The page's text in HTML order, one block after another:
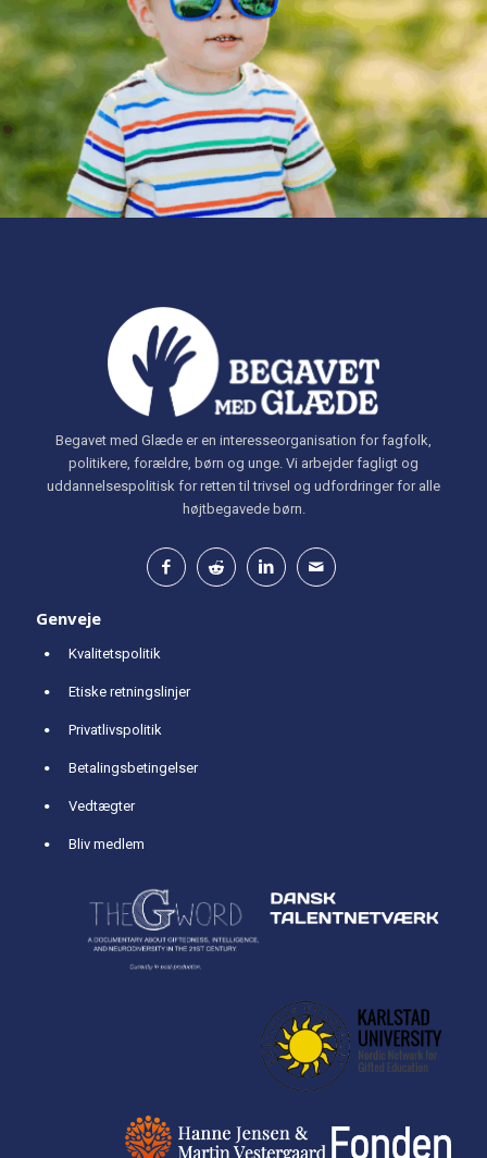
Begavet med Glæde er en interesseorganisation for fagfolk,
politikere, forældre, børn og unge. Vi arbejder fagligt og
uddannelsespolitisk for retten til trivsel og udfordringer for alle
højtbegavede børn.
Genveje
Kvalitetspolitik
Etiske retningslinjer
Privatlivspolitik
Betalingsbetingelser
Vedtægter
Bliv medlem